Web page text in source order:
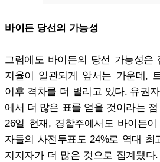
바이든 당선의 가능성
그럼에도 바이든의 당선 가능성은
지율이 일관되게 앞서는 가운데,
이후 격차를 더 벌리고 있다. 유권
에서 더 많은 표를 얻을 것이라는
26일 현재, 경합주에서도 바이든
자들의 사전투표도 24%로 역대 최
지지자가 더 많은 것으로 집계됐